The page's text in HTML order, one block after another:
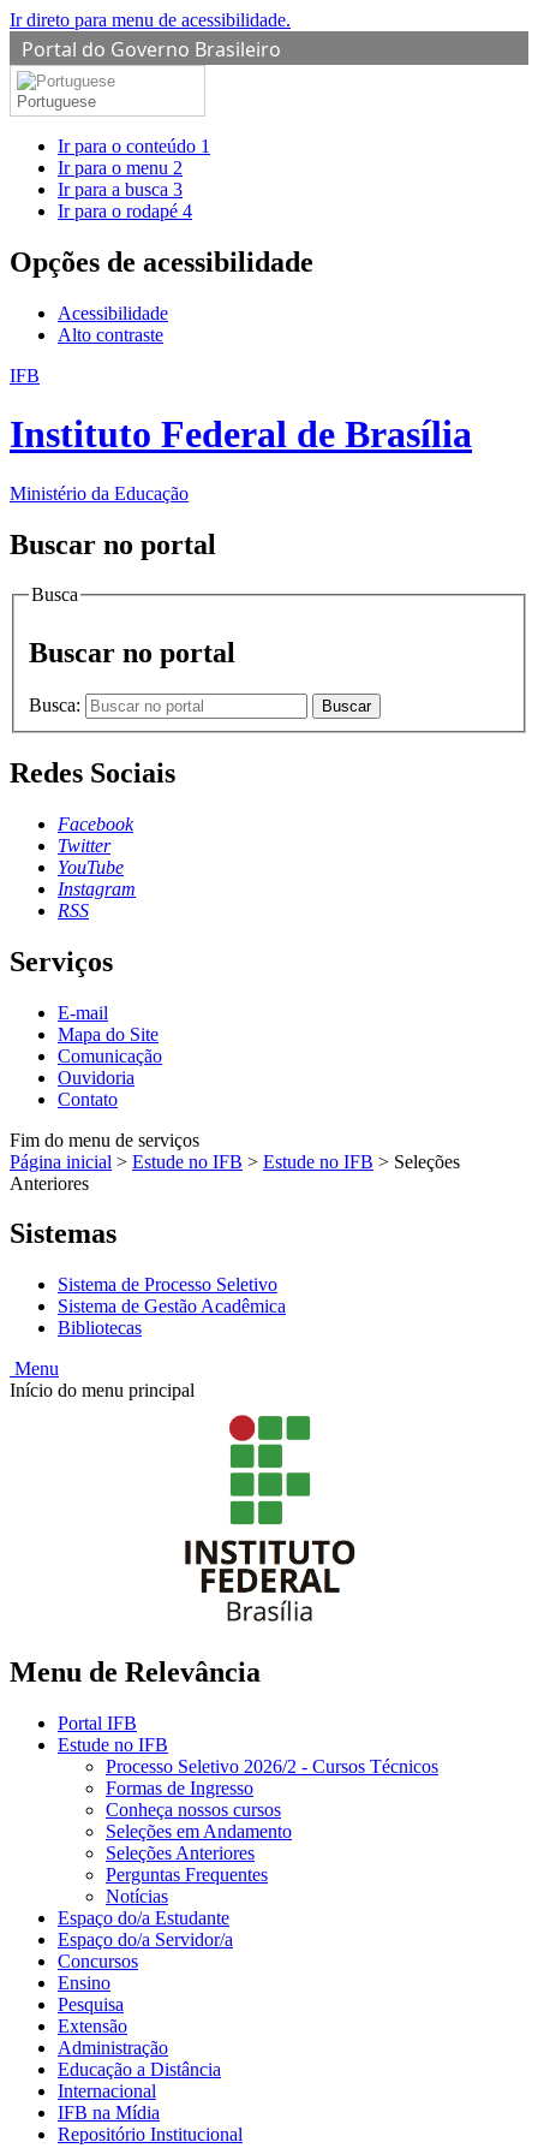
Ir direto para menu de acessibilidade.
Portal do Governo Brasileiro
Portuguese
Ir para o conteúdo 1
Ir para o menu 2
Ir para a busca 3
Ir para o rodapé 4
Opções de acessibilidade
Acessibilidade
Alto contraste
IFB
Instituto Federal de Brasília
Ministério da Educação
Buscar no portal
Busca
Buscar no portal
Busca: Buscar
Redes Sociais
Facebook
Twitter
YouTube
Instagram
RSS
Serviços
E-mail
Mapa do Site
Comunicação
Ouvidoria
Contato
Fim do menu de serviços
Página inicial > Estude no IFB > Estude no IFB > Seleções
Anteriores
Sistemas
Sistema de Processo Seletivo
Sistema de Gestão Acadêmica
Bibliotecas
Menu
Início do menu principal
Menu de Relevância
Portal IFB
Estude no IFB
Processo Seletivo 2026/2 - Cursos Técnicos
Formas de Ingresso
Conheça nossos cursos
Seleções em Andamento
Seleções Anteriores
Perguntas Frequentes
Notícias
Espaço do/a Estudante
Espaço do/a Servidor/a
Concursos
Ensino
Pesquisa
Extensão
Administração
Educação a Distância
Internacional
IFB na Mídia
Repositório Institucional